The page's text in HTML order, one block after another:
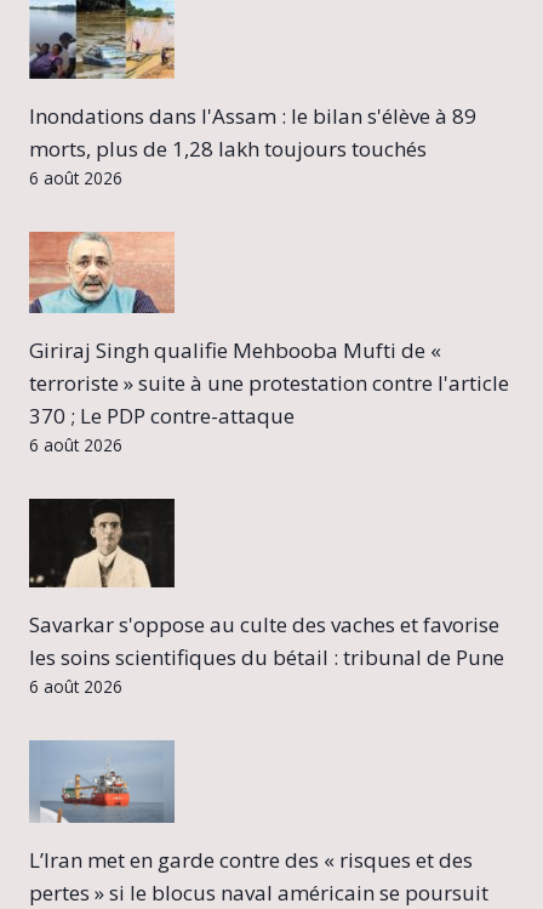
Inondations dans l'Assam : le bilan s'élève à 89
morts, plus de 1,28 lakh toujours touchés
6 août 2026
Giriraj Singh qualifie Mehbooba Mufti de «
terroriste » suite à une protestation contre l'article
370 ; Le PDP contre-attaque
6 août 2026
Savarkar s'oppose au culte des vaches et favorise
les soins scientifiques du bétail : tribunal de Pune
6 août 2026
L’Iran met en garde contre des « risques et des
pertes » si le blocus naval américain se poursuit